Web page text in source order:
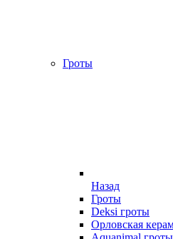
Гроты
Назад
Гроты
Deksi гроты
Орловская